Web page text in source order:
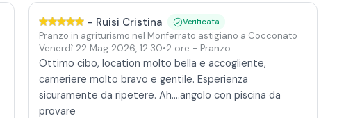
- Ruisi Cristina Verificata
Pranzo in agriturismo nel Monferrato astigiano a Cocconato
Venerdì 22 Mag 2026, 12:30•2 ore - Pranzo
Ottimo cibo, location molto bella e accogliente,
cameriere molto bravo e gentile. Esperienza
sicuramente da ripetere. Ah....angolo con piscina da
provare